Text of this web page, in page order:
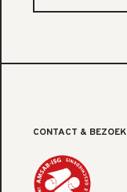
CONTACT & BEZOEK